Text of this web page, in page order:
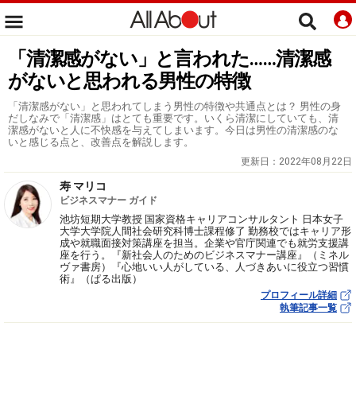
「清潔感がない」と言われた……清潔感
がないと思われる男性の特徴
「清潔感がない」と思われてしまう男性の特徴や共通点とは？ 男性の身
だしなみで「清潔感」はとても重要です。いくら清潔にしていても、清
潔感がないと人に不快感を与えてしまいます。今日は男性の清潔感のな
いと感じる点と、改善点を解説します。
更新日： 2022年08月22日
寿 マリコ
ビジネスマナー ガイド
池坊短期大学教授 国家資格キャリアコンサルタント 日本女子
大学大学院人間社会研究科博士課程修了 勤務校ではキャリア形
成や就職面接対策講座を担当。企業や官庁関連でも就労支援講
座を行う。『新社会人のためのビジネスマナー講座』（ミネル
ヴァ書房）『心地いい人がしている、人づきあいに役立つ習慣
術』（ぱる出版）
プロフィール詳細
執筆記事一覧